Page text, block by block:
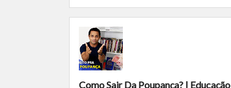
Como Sair Da Poupança? | Educação